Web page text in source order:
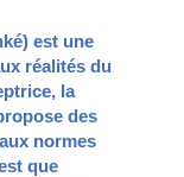
est une
réalités du
la
des
normes
que